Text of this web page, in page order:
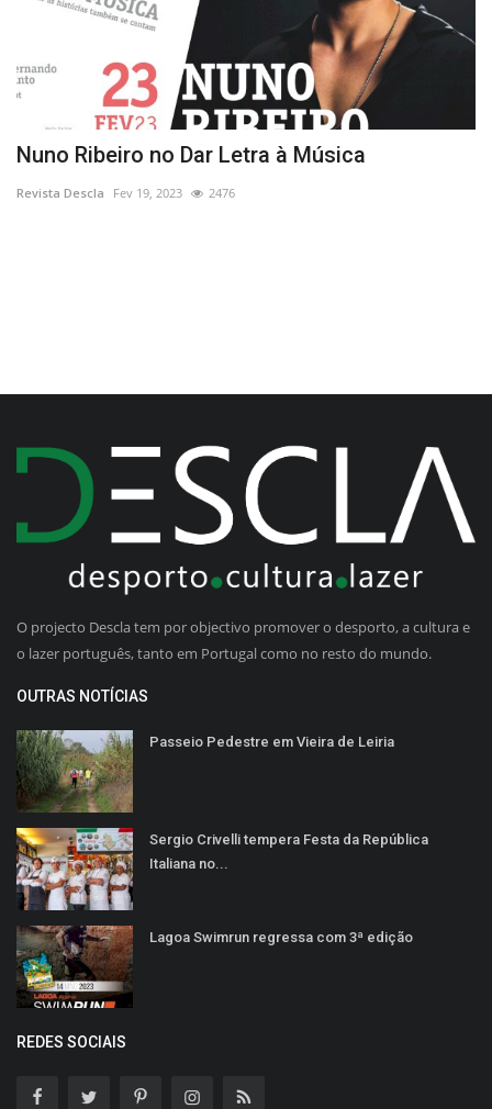
Nuno Ribeiro no Dar Letra à Música
Revista Descla Fev 19, 2023 2476
O projecto Descla tem por objectivo promover o desporto, a cultura e
o lazer português, tanto em Portugal como no resto do mundo.
OUTRAS NOTÍCIAS
Passeio Pedestre em Vieira de Leiria
Sergio Crivelli tempera Festa da República
Italiana no...
Lagoa Swimrun regressa com 3ª edição
REDES SOCIAIS